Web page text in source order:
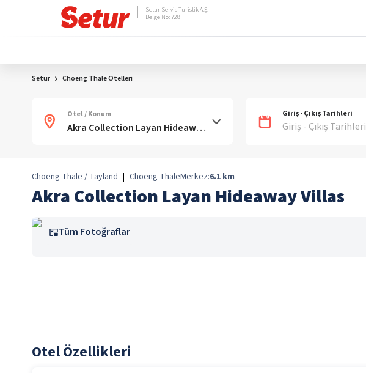
Setur Servis Turistik A.Ş.
Belge No: 728
Setur Choeng Thale Otelleri
Otel / Konum Giriş - Çıkış Tarihleri
Giriş - Çıkış Tarihleri
Choeng Thale / Tayland | Choeng ThaleMerkez:6.1 km
Akra Collection Layan Hideaway Villas
Tüm Fotoğraflar
Otel Özellikleri